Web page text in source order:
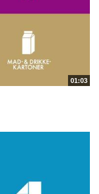
01:03